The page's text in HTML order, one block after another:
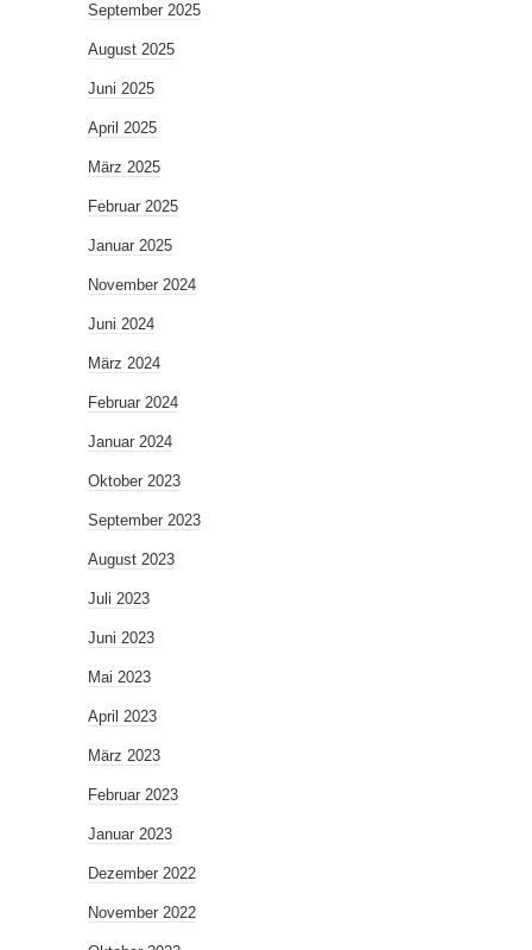
September 2025
August 2025
Juni 2025
April 2025
März 2025
Februar 2025
Januar 2025
November 2024
Juni 2024
März 2024
Februar 2024
Januar 2024
Oktober 2023
September 2023
August 2023
Juli 2023
Juni 2023
Mai 2023
April 2023
März 2023
Februar 2023
Januar 2023
Dezember 2022
November 2022